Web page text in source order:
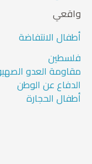
واقعي
أطفال الانتفاضة
فلسطين
مقاومة العدو
الدفاع عن الوطن
أطفال الحجارة